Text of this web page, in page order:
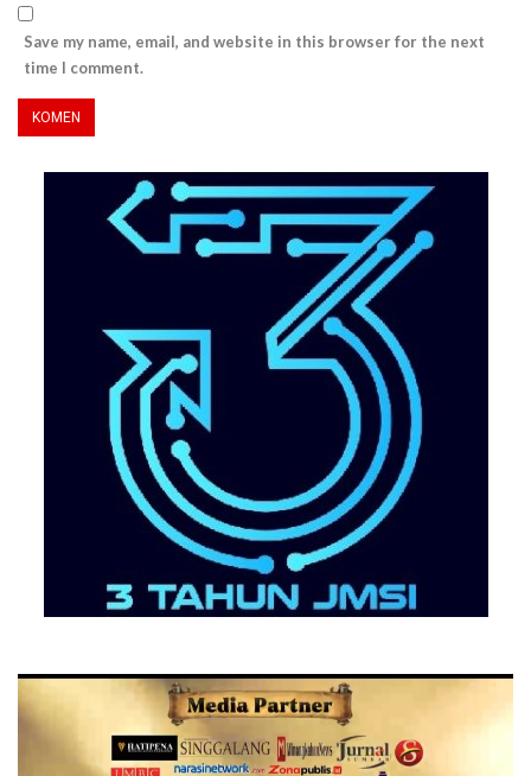
Save my name, email, and website in this browser for the next
time I comment.